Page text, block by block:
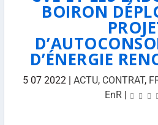
BOIRON
D’ÉNERGIE
5 07 2022 |ACTU, CONTRAT,
EnR|